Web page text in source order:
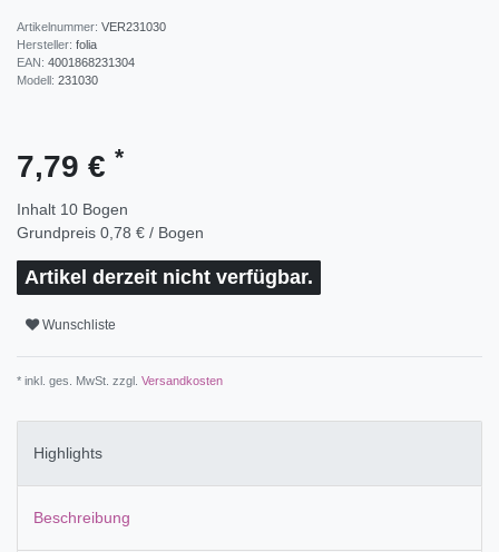
Artikelnummer: VER231030
Hersteller: folia
EAN: 4001868231304
Modell: 231030
7,79 € *
Inhalt 10 Bogen
Grundpreis 0,78 € / Bogen
Artikel derzeit nicht verfügbar.
Wunschliste
* inkl. ges. MwSt. zzgl. Versandkosten
Highlights
Beschreibung